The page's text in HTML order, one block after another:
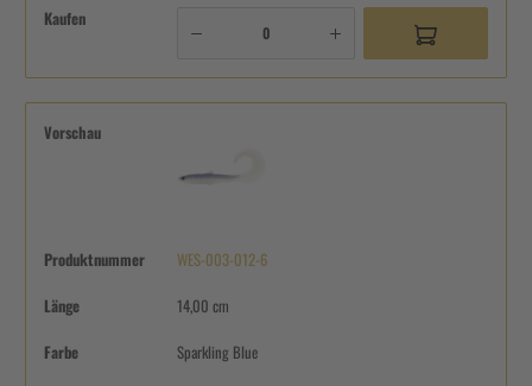
Kaufen
Vorschau
Produktnummer WES-003-012-6
Länge 14,00 cm
Farbe Sparkling Blue